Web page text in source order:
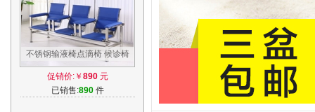
不锈钢输液椅点滴椅 候诊椅
厂家直销2人3人位医用不锈钢
诊所用椅
促销价:￥ 890元
已销售:890件